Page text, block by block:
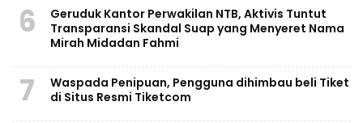
6
Geruduk Kantor Perwakilan NTB, Aktivis Tuntut
Transparansi Skandal Suap yang Menyeret Nama
Mirah Midadan Fahmi
7
Waspada Penipuan, Pengguna dihimbau beli Tiket
di Situs Resmi Tiketcom